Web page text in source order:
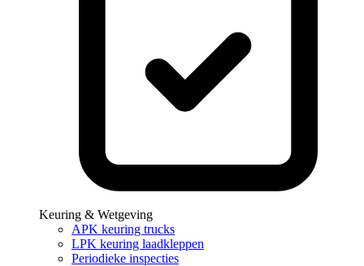
Keuring & Wetgeving
APK keuring trucks
LPK keuring laadkleppen
Periodieke inspecties